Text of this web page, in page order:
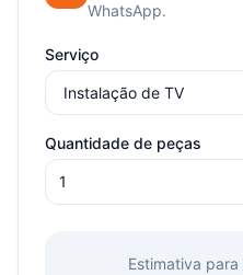
WhatsApp.
Serviço
Quantidade de peças
Estimativa para